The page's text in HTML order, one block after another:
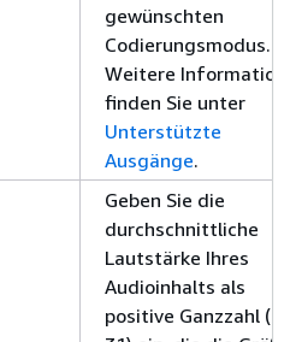
gewünschten
Codierungsmodus.
Weitere
finden Sie unter
Unterstützte
Ausgänge.
Geben Sie die
durchschnittliche
Lautstärke Ihres
Audioinhalts als
positive Ganzzahl